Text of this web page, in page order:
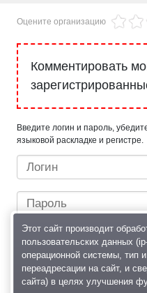
Оцените организацию
Комментировать
Введите логин и пароль,
языковой раскладке и регистре.
Этот сайт производит
пользовательских данных
операционной системы, тип
переадресации на сайт, и
сайта) в целях улучшения